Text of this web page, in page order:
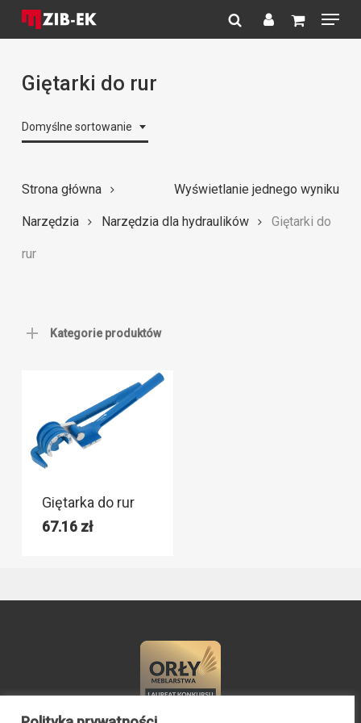
Skip
content
searchaccount
Menu
Giętarki do rur
Domyślne sortowanie
Wyświetlanie jednego wyniku
Strona główna
Narzędzia Narzędzia dla hydraulików Giętarki do
rur
Kategorie produktów
Giętarka do rur
67.16 zł